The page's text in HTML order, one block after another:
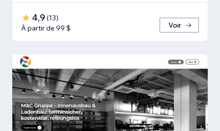
4,9 (13)
À partir de 99 $
Voir